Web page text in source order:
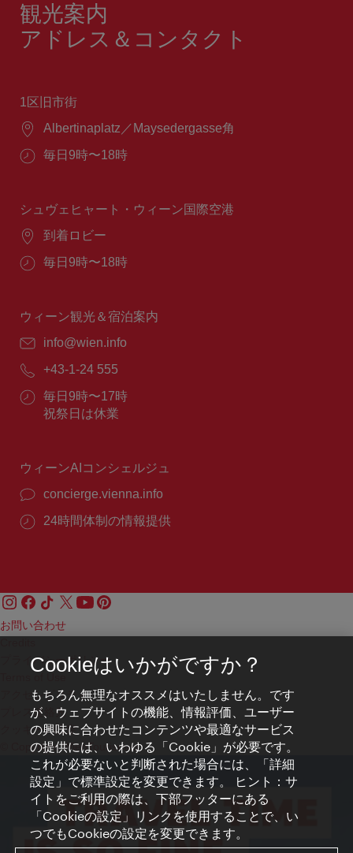
観光案内
アドレス＆コンタクト
1区旧市街
場
Albertinaplatz／Maysedergasse角
営
間：
毎日9時〜18時
シュヴェヒャート・ウィーン国際空港
場
到着ロビー
営
間：
毎日9時〜18時
ウィーン観光＆宿泊案内
E
ー
ル：
info@wien.info
電
番
号：
+43-1-24 555
営
業
毎日9時〜17時
祝祭日は休業
ウィーンAIコンシェルジュ
concierge.vienna.info
24時間体制の情報提供
お問い合わせ
プライバシーポリシー
アクセシビリティ
プレス連絡先
クッキーの設定
© Copyright WienTourismus
Cookieはいかがですか？
もちろん無理なオススメはいたしません。です
が、ウェブサイトの機能、情報評価、ユーザー
の興味に合わせたコンテンツや最適なサービス
の提供には、いわゆる「Cookie」が必要です。
これが必要ないと判断された場合には、「詳細
設定」で標準設定を変更できます。 ヒント：サ
イトをご利用の際は、下部フッターにある
「Cookieの設定」リンクを使用することで、い
つでもCookieの設定を変更できます。